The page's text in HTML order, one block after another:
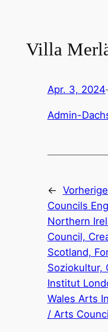
springen
Villa
Apr. 3, 2024
Admin-
←
Councils
Northern
Council,
Scotland,
Soziokultur,
Institut
Wales Arts
/ Arts